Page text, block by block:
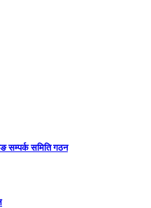
सम्पर्क समिति गठन